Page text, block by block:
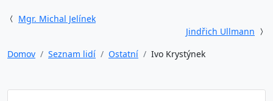
Mgr. Michal Jelínek
Jindřich Ullmann
Domov
Seznam lidí Ostatní Ivo Krystýnek